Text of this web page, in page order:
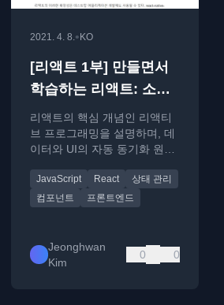
2021. 4. 8.• KO
[리액트 1부] 만들면서
학습하는 리액트: 소개
편
리액트의 핵심 개념인 리액티
브 프로그래밍을 설명하며, 데
이터와 UI의 자동 동기화 원리
구현해 봅니다.
JavaScript React
상태 관리
컴포넌트
프론트엔드
Jeonghwan
Kim
0 0